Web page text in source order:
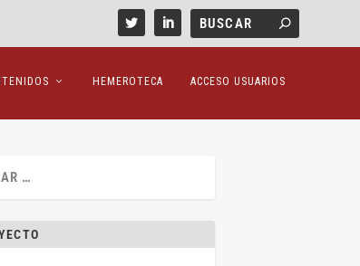
HEMEROTECA ACCESO USUARIOS